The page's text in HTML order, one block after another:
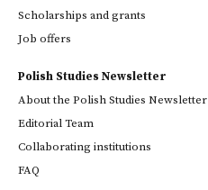
Scholarships and grants
Job offers
Polish Studies Newsletter
About the Polish Studies Newsletter
Editorial Team
Collaborating institutions
FAQ